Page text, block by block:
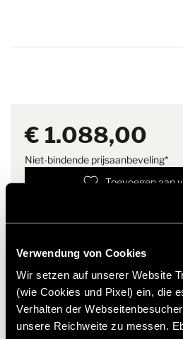
Verwendung von Cookies
Wir setzen auf unserer Website
(wie Cookies und Pixel) ein, die
Verhalten der
unsere Reichweite zu messen.
€ 1.088,00
Niet-bindende prijsaanbeveling*
Toevoegen aan
Artikelnummer: 8502684
* Originele Hymer accessoires zijn
leverbaar, maar kunnen
worden besteld en gemonteerd.
voorbehoud van wijzigingen.